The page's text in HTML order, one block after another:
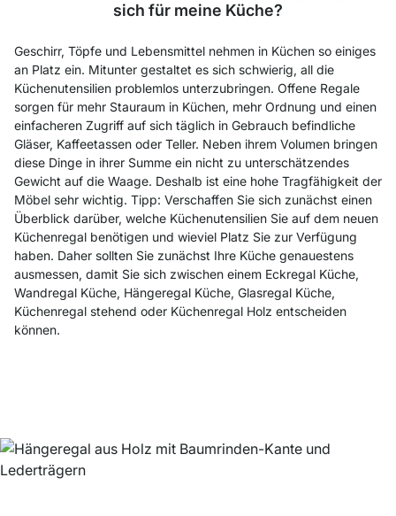
sich für meine Küche?
Geschirr, Töpfe und Lebensmittel nehmen in Küchen so einiges
an Platz ein. Mitunter gestaltet es sich schwierig, all die
Küchenutensilien problemlos unterzubringen. Offene Regale
sorgen für mehr Stauraum in Küchen, mehr Ordnung und einen
einfacheren Zugriff auf sich täglich in Gebrauch befindliche
Gläser, Kaffeetassen oder Teller. Neben ihrem Volumen bringen
diese Dinge in ihrer Summe ein nicht zu unterschätzendes
Gewicht auf die Waage. Deshalb ist eine hohe Tragfähigkeit der
Möbel sehr wichtig. Tipp: Verschaffen Sie sich zunächst einen
Überblick darüber, welche Küchenutensilien Sie auf dem neuen
Küchenregal benötigen und wieviel Platz Sie zur Verfügung
haben. Daher sollten Sie zunächst Ihre Küche genauestens
ausmessen, damit Sie sich zwischen einem Eckregal Küche,
Wandregal Küche, Hängeregal Küche, Glasregal Küche,
Küchenregal stehend oder Küchenregal Holz entscheiden
können.